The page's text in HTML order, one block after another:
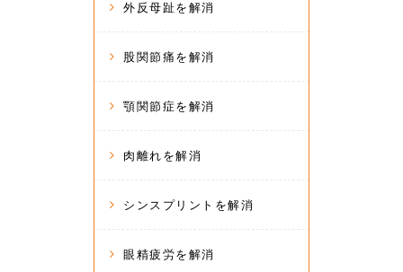
外反母趾を解消
股関節痛を解消
顎関節症を解消
肉離れを解消
シンスプリントを解消
眼精疲労を解消